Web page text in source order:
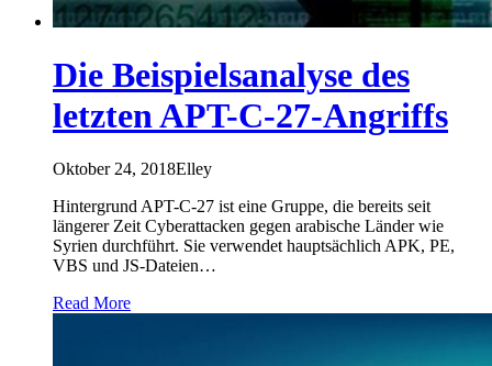
Die Beispielsanalyse des
letzten APT-C-27-Angriffs
Oktober 24, 2018Elley
Hintergrund APT-C-27 ist eine Gruppe, die bereits seit
längerer Zeit Cyberattacken gegen arabische Länder wie
Syrien durchführt. Sie verwendet hauptsächlich APK, PE,
VBS und JS-Dateien…
Read More